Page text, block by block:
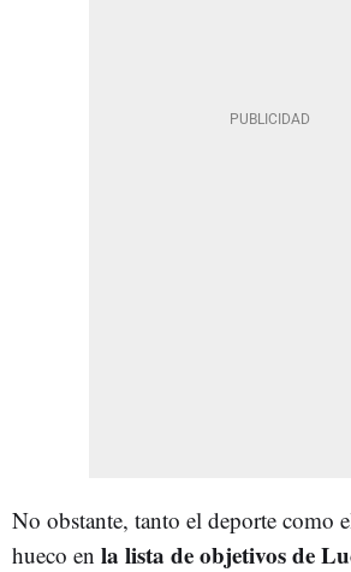
No obstante, tanto el deporte como
hueco en la lista de objetivos de